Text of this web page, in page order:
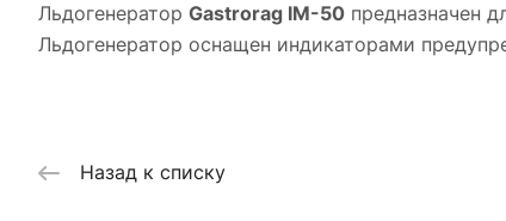
Льдогенератор Gastrorag IM-50 предназначен
Льдогенератор оснащен индикаторами
Назад к списку